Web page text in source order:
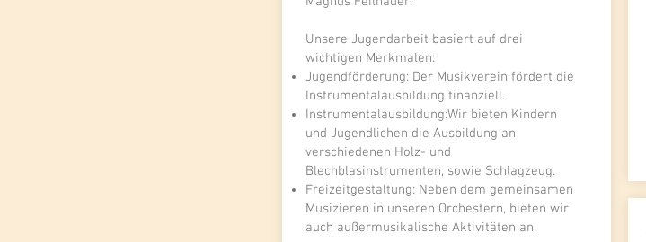
Unsere Jugendarbeit basiert auf drei
wichtigen Merkmalen:
Jugendförderung: Der Musikverein fördert die
Instrumentalausbildung finanziell.
Instrumentalausbildung:Wir bieten Kindern
und Jugendlichen die Ausbildung an
verschiedenen Holz- und
Blechblasinstrumenten, sowie Schlagzeug.
Freizeitgestaltung: Neben dem gemeinsamen
Musizieren in unseren Orchestern, bieten wir
auch außermusikalische Aktivitäten an.